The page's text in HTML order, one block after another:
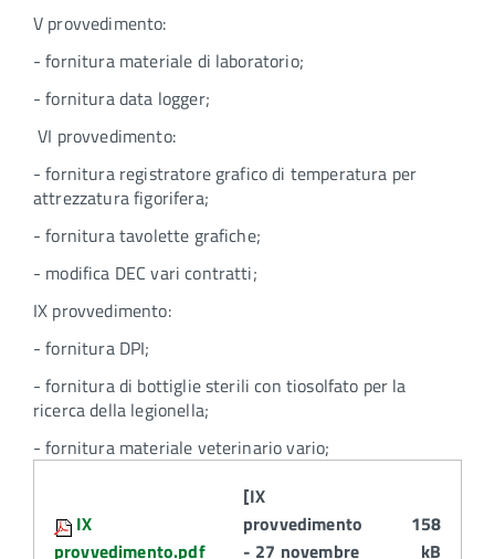
V provvedimento:
- fornitura materiale di laboratorio;
- fornitura data logger;
VI provvedimento:
- fornitura registratore grafico di temperatura per
attrezzatura figorifera;
- fornitura tavolette grafiche;
- modifica DEC vari contratti;
IX provvedimento:
- fornitura DPI;
- fornitura di bottiglie sterili con tiosolfato per la
ricerca della legionella;
- fornitura materiale veterinario vario;
IX
provvedimento.pdf
[IX
provvedimento
- 27 novembre
158
kB